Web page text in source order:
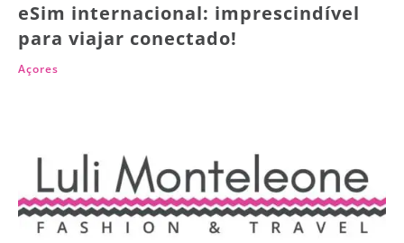
eSim internacional: imprescindível
para viajar conectado!
Açores